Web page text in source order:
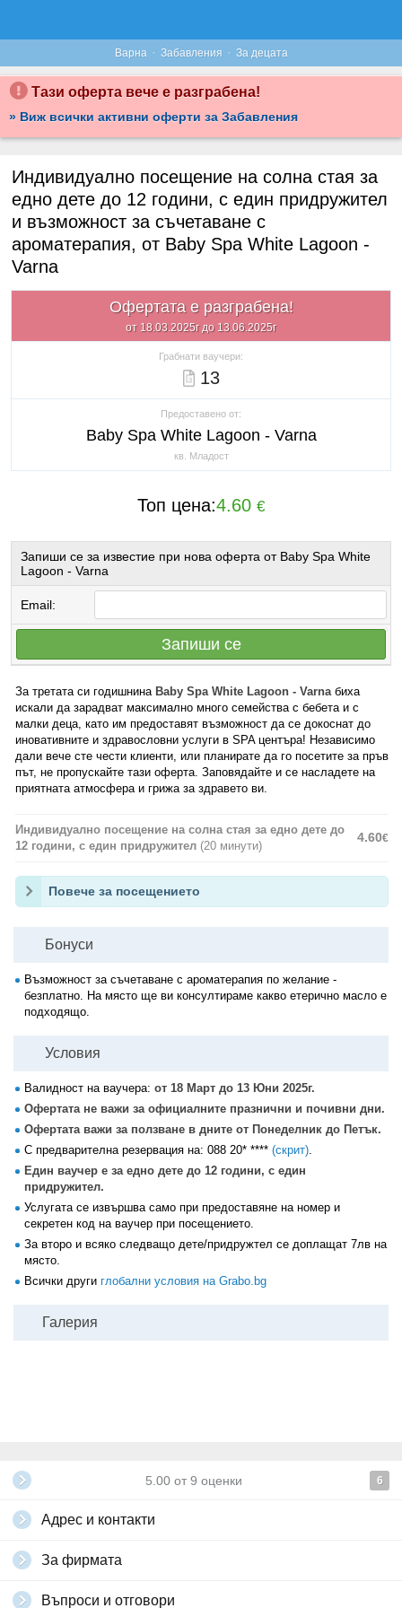
Варна · Забавления · За децата
Тази оферта вече е разграбена!
» Виж всички активни оферти за Забавления
Индивидуално посещение на солна стая за
едно дете до 12 години, с един придружител
и възможност за съчетаване с
ароматерапия, от Baby Spa White Lagoon -
Varna
Офертата е разграбена!
от 18.03.2025г до 13.06.2025г
Грабнати ваучери:
13
Предоставено от:
Baby Spa White Lagoon - Varna
кв. Младост
Топ цена:4.60 €
Запиши се за известие при нова оферта от Baby Spa White
Lagoon - Varna
Email:
Запиши се
За третата си годишнина Baby Spa White Lagoon - Varnaбиха
искали да зарадват максимално много семейства с бебета и с
малки деца, като им предоставят възможност да се докоснат до
иновативните и здравословни услуги в SPA центъра! Независимо
дали вече сте чести клиенти, или планирате да го посетите за пръв
път, не пропускайте тази оферта. Заповядайте и се насладете на
приятната атмосфера и грижа за здравето ви.
Индивидуално посещение на солна стая за едно дете до
12 години, с един придружител (20 минути)
4.60€
Повече за посещението
Бонуси
Възможност за съчетаване с ароматерапия по желание -
безплатно. На място ще ви консултираме какво етерично масло е
подходящо.
Условия
Валидност на ваучера: от 18 Март до 13 Юни 2025г.
Офертата не важи за официалните празнични и почивни дни.
Офертата важи за ползване в дните от Понеделник до Петък.
С предварителна резервация на: 088 20* **** (скрит).
Един ваучер е за едно дете до 12 години, с един
придружител.
Услугата се извършва само при предоставяне на номер и
секретен код на ваучер при посещението.
За второ и всяко следващо дете/придружтел се доплащат 7лв на
място.
Всички други глобални условия на Grabo.bg
Галерия
5.00 от 9 оценки 6
Адрес и контакти
За фирмата
Въпроси и отговори